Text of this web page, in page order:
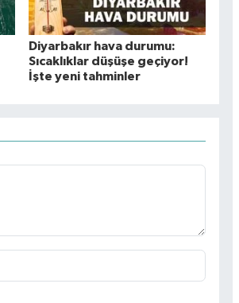
Diyarbakır hava durumu:
Sıcaklıklar düşüşe geçiyor!
İşte yeni tahminler